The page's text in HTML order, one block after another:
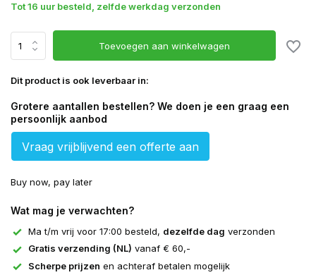
Tot 16 uur besteld, zelfde werkdag verzonden
Toevoegen aan winkelwagen
Dit product is ook leverbaar in:
Grotere aantallen bestellen? We doen je een graag een
persoonlijk aanbod
Vraag vrijblijvend een offerte aan
Buy now, pay later
Wat mag je verwachten?
Ma t/m vrij voor 17:00 besteld, dezelfde dag verzonden
Gratis verzending (NL) vanaf € 60,-
Scherpe prijzen en achteraf betalen mogelijk